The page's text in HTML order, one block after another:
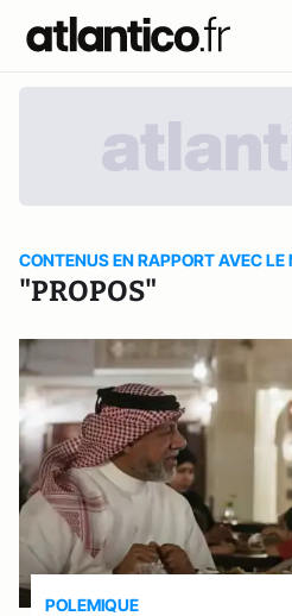
CONTENUS EN RAPPORT AVEC
"PROPOS"
POLEMIQUE